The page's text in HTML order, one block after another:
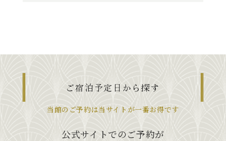
ご宿泊予定日から探す
当館のご予約は当サイトが一番お得です
公式サイトでのご予約が